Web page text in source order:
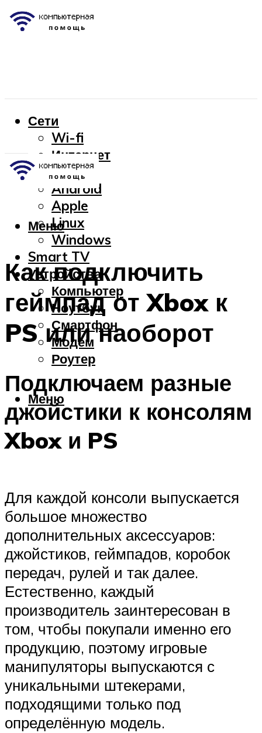
Сети
Wi-fi
Интернет
OC
Android
Apple
Linux
Windows
Smart TV
Устройства
Компьютер
Ноутбук
Смартфон
Модем
Роутер
Меню
Меню
Как подключить
геймпад от Xbox к
PS или наоборот
Подключаем разные
джойстики к консолям
Xbox и PS
Для каждой консоли выпускается
большое множество
дополнительных аксессуаров:
джойстиков, геймпадов, коробок
передач, рулей и так далее.
Естественно, каждый
производитель заинтересован в
том, чтобы покупали именно его
продукцию, поэтому игровые
манипуляторы выпускаются с
уникальными штекерами,
подходящими только под
определённую модель.